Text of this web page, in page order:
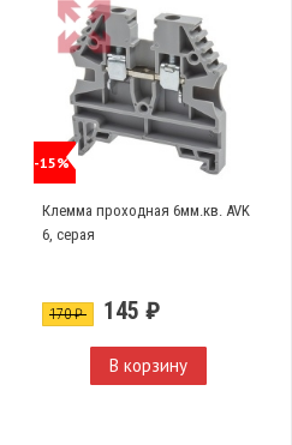
-15%
Клемма проходная 6мм.кв. AVK
6, серая
170 ₽ 145 ₽
В корзину